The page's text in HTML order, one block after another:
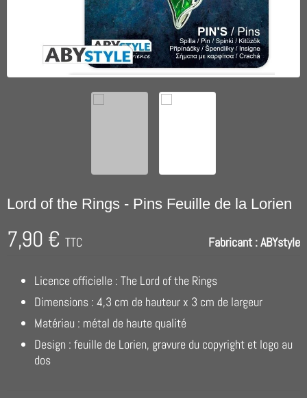
Lord of the Rings - Pins Feuille de la Lorien
Fabricant :ABYstyle
7,90 € TTC
Licence officielle : The Lord of the Rings
Dimensions : 4,3 cm de hauteur x 3 cm de largeur
Matériau : métal de haute qualité
Design : feuille de Lorien, gravure du copyright et logo au
dos